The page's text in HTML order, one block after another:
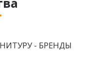
- БРЕНДЫ